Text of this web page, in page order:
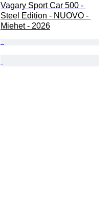
Vagary Sport Car 500 -
Steel Edition - NUOVO -
Miehet - 2026